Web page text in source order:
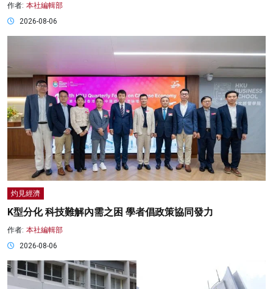
作者: 本社編輯部
2026-08-06
灼見經濟
K型分化 科技難解內需之困 學者倡政策協同發力
作者: 本社編輯部
2026-08-06